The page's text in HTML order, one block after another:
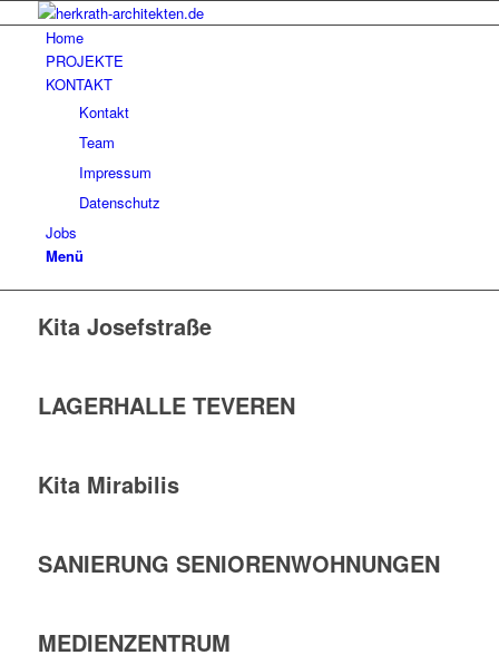
Home
PROJEKTE
KONTAKT
Kontakt
Team
Impressum
Datenschutz
Jobs
Menü
Kita Josefstraße
LAGERHALLE TEVEREN
Kita Mirabilis
SANIERUNG SENIORENWOHNUNGEN
MEDIENZENTRUM